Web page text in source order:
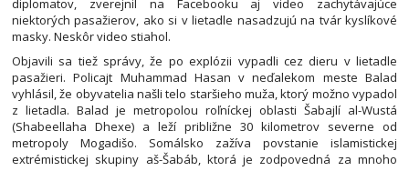
diplomatov, zverejnil na Facebooku aj video zachytávajúce
niektorých pasažierov, ako si v lietadle nasadzujú na tvár kyslíkové
masky. Neskôr video stiahol.
Objavili sa tiež správy, že po explózii vypadli cez dieru v lietadle
pasažieri. Policajt Muhammad Hasan v neďalekom meste Balad
vyhlásil, že obyvatelia našli telo staršieho muža, ktorý možno vypadol
z lietadla. Balad je metropolou roľníckej oblasti Šabajlí al-Wustá
(Shabeellaha Dhexe) a leží približne 30 kilometrov severne od
metropoly Mogadišo. Somálsko zažíva povstanie islamistickej
extrémistickej skupiny aš-Šabáb, ktorá je zodpovedná za mnoho